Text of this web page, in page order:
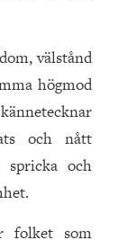
välstånd
högmod
och nått
spricka och
folket som